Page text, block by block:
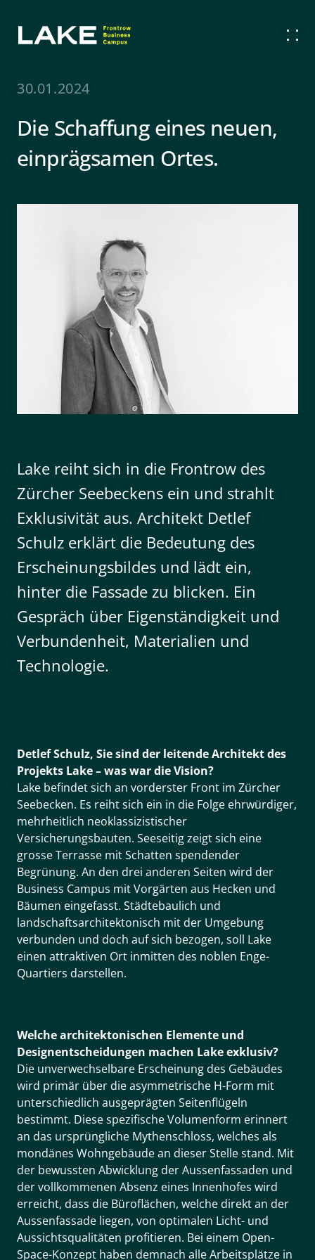
30.01.2024
Die Schaffung eines neuen,
einprägsamen Ortes.
Lake reiht sich in die Frontrow des
Zürcher Seebeckens ein und strahlt
Exklusivität aus. Architekt Detlef
Schulz erklärt die Bedeutung des
Erscheinungsbildes und lädt ein,
hinter die Fassade zu blicken. Ein
Gespräch über Eigenständigkeit und
Verbundenheit, Materialien und
Technologie.
Detlef Schulz, Sie sind der leitende Architekt des
Projekts Lake – was war die Vision?
Lake befindet sich an vorderster Front im Zürcher
Seebecken. Es reiht sich ein in die Folge ehrwürdiger,
mehrheitlich neoklassizistischer
Versicherungsbauten. Seeseitig zeigt sich eine
grosse Terrasse mit Schatten spendender
Begrünung. An den drei anderen Seiten wird der
Business Campus mit Vorgärten aus Hecken und
Bäumen eingefasst. Städtebaulich und
landschaftsarchitektonisch mit der Umgebung
verbunden und doch auf sich bezogen, soll Lake
einen attraktiven Ort inmitten des noblen Enge-
Quartiers darstellen.
Welche architektonischen Elemente und
Designentscheidungen machen Lake exklusiv?
Die unverwechselbare Erscheinung des Gebäudes
wird primär über die asymmetrische H-Form mit
unterschiedlich ausgeprägten Seitenflügeln
bestimmt. Diese spezifische Volumenform erinnert
an das ursprüngliche Mythenschloss, welches als
mondänes Wohngebäude an dieser Stelle stand. Mit
der bewussten Abwicklung der Aussenfassaden und
der vollkommenen Absenz eines Innenhofes wird
erreicht, dass die Büroflächen, welche direkt an der
Aussenfassade liegen, von optimalen Licht- und
Aussichtsqualitäten profitieren. Bei einem Open-
Space-Konzept haben demnach alle Arbeitsplätze in